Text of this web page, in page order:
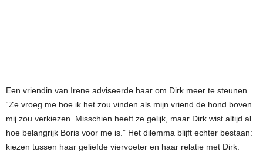
Een vriendin van Irene adviseerde haar om Dirk meer te steunen.
“Ze vroeg me hoe ik het zou vinden als mijn vriend de hond boven
mij zou verkiezen. Misschien heeft ze gelijk, maar Dirk wist altijd al
hoe belangrijk Boris voor me is.” Het dilemma blijft echter bestaan:
kiezen tussen haar geliefde viervoeter en haar relatie met Dirk.